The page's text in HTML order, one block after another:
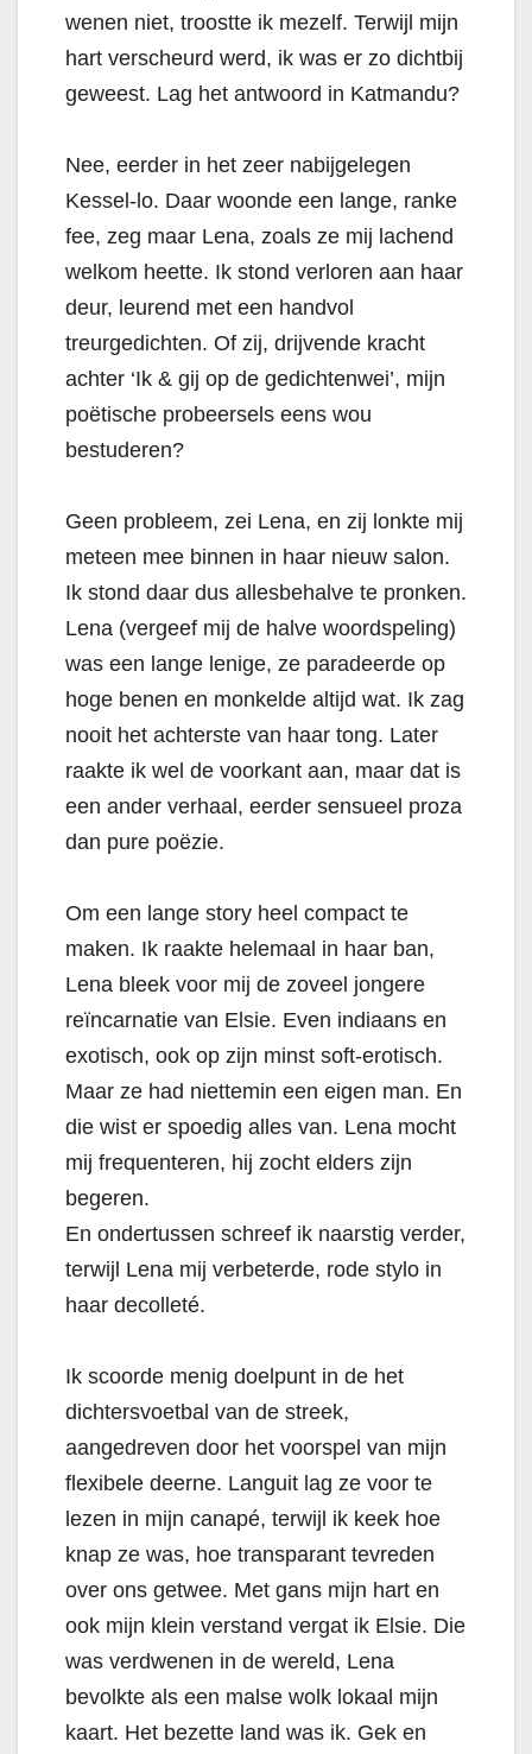
wenen niet, troostte ik mezelf. Terwijl mijn
hart verscheurd werd, ik was er zo dichtbij
geweest. Lag het antwoord in Katmandu?
Nee, eerder in het zeer nabijgelegen
Kessel-lo. Daar woonde een lange, ranke
fee, zeg maar Lena, zoals ze mij lachend
welkom heette. Ik stond verloren aan haar
deur, leurend met een handvol
treurgedichten. Of zij, drijvende kracht
achter ‘Ik & gij op de gedichtenwei’, mijn
poëtische probeersels eens wou
bestuderen?
Geen probleem, zei Lena, en zij lonkte mij
meteen mee binnen in haar nieuw salon.
Ik stond daar dus allesbehalve te pronken.
Lena (vergeef mij de halve woordspeling)
was een lange lenige, ze paradeerde op
hoge benen en monkelde altijd wat. Ik zag
nooit het achterste van haar tong. Later
raakte ik wel de voorkant aan, maar dat is
een ander verhaal, eerder sensueel proza
dan pure poëzie.
Om een lange story heel compact te
maken. Ik raakte helemaal in haar ban,
Lena bleek voor mij de zoveel jongere
reïncarnatie van Elsie. Even indiaans en
exotisch, ook op zijn minst soft-erotisch.
Maar ze had niettemin een eigen man. En
die wist er spoedig alles van. Lena mocht
mij frequenteren, hij zocht elders zijn
begeren.
En ondertussen schreef ik naarstig verder,
terwijl Lena mij verbeterde, rode stylo in
haar decolleté.
Ik scoorde menig doelpunt in de het
dichtersvoetbal van de streek,
aangedreven door het voorspel van mijn
flexibele deerne. Languit lag ze voor te
lezen in mijn canapé, terwijl ik keek hoe
knap ze was, hoe transparant tevreden
over ons getwee. Met gans mijn hart en
ook mijn klein verstand vergat ik Elsie. Die
was verdwenen in de wereld, Lena
bevolkte als een malse wolk lokaal mijn
kaart. Het bezette land was ik. Gek en